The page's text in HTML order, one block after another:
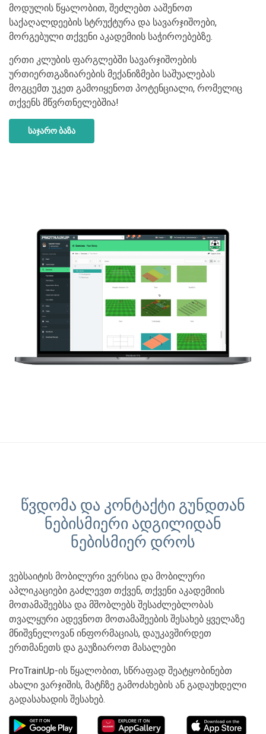
მოდულის წყალობით, შეძლებთ ააშენოთ
საქაღალდეების სტრუქტურა და სავარჯიშოები,
მორგებული თქვენი აკადემიის საჭიროებებზე.
ერთი კლუბის ფარგლებში სავარჯიშოების
ურთიერთგაზიარების მექანიზმები საშუალებას
მოგცემთ უკეთ გამოიყენოთ პოტენციალი, რომელიც
თქვენს მწვრთნელებშია!
საჯარო ბაზა
წვდომა და კონტაქტი გუნდთან
ნებისმიერი ადგილიდან
ნებისმიერ დროს
ვებსაიტის მობილური ვერსია და მობილური
აპლიკაციები გაძლევთ თქვენ, თქვენი აკადემიის
მოთამაშეებსა და მშობლებს შესაძლებლობას
თვალყური ადევნოთ მოთამაშეების შესახებ ყველაზე
მნიშვნელოვან ინფორმაციას, დაუკავშირდეთ
ერთმანეთს და გაუზიაროთ მასალები
ProTrainUp-ის წყალობით, სწრაფად შეატყობინებთ
ახალი ვარჯიშის, მატჩზე გამოძახების ან გადაუხდელი
გადასახადის შესახებ.